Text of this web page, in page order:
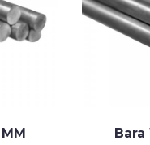
Bara W1.4021